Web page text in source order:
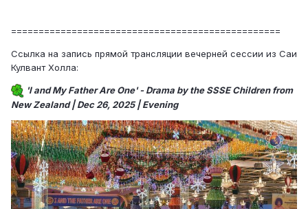
=================================================
Ссылка на запись прямой трансляции вечерней сессии из Саи
Кулвант Холла:
'I and My Father Are One' - Drama by the SSSE Children from
New Zealand | Dec 26, 2025 | Evening